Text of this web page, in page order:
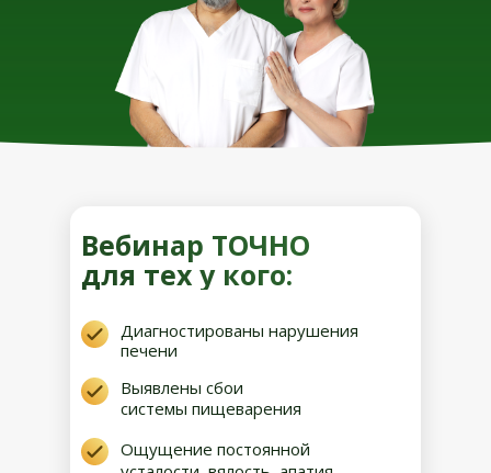
Вебинар ТОЧНО
для тех у кого:
Выявлены сбои
системы пищеварения
Ощущение постоянной
Диагностированы нарушения
печени